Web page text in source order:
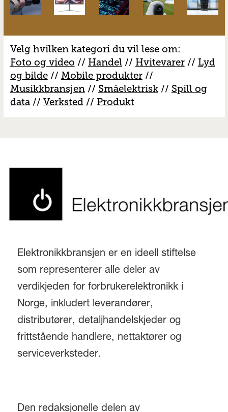
Velg hvilken kategori du vil lese om:
Foto og video // Handel // Hvitevarer// Lyd
og bilde// Mobile produkter//
Musikkbransjen// Småelektrisk// Spill og
data// Verksted// Produkt
Elektronikkbransjen er en ideell stiftelse
som representerer alle deler av
verdikjeden for forbrukerelektronikk i
Norge, inkludert leverandører,
distributører, detaljhandelskjeder og
frittstående handlere, nettaktører og
serviceverksteder.
Den redaksjonelle delen av